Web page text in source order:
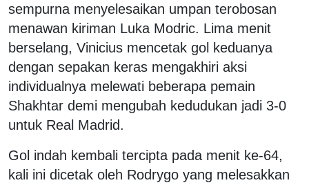
sempurna menyelesaikan umpan terobosan
menawan kiriman Luka Modric. Lima menit
berselang, Vinicius mencetak gol keduanya
dengan sepakan keras mengakhiri aksi
individualnya melewati beberapa pemain
Shakhtar demi mengubah kedudukan jadi 3-0
untuk Real Madrid.
Gol indah kembali tercipta pada menit ke-64,
kali ini dicetak oleh Rodrygo yang melesakkan